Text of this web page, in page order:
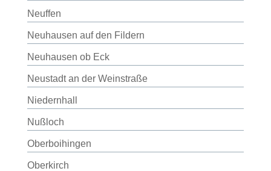
Neuffen
Neuhausen auf den Fildern
Neuhausen ob Eck
Neustadt an der Weinstraße
Niedernhall
Nußloch
Oberboihingen
Oberkirch